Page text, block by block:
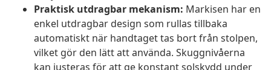
Praktisk utdragbar mekanism: Markisen har en
enkel utdragbar design som rullas tillbaka
automatiskt när handtaget tas bort från stolpen,
vilket gör den lätt att använda. Skuggnivåerna
kan justeras för att ge konstant solskydd under